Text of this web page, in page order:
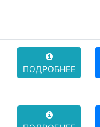
ПОДРОБНЕЕ